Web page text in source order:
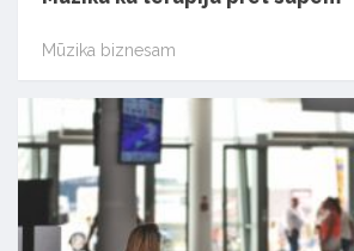
Mūzika biznesam